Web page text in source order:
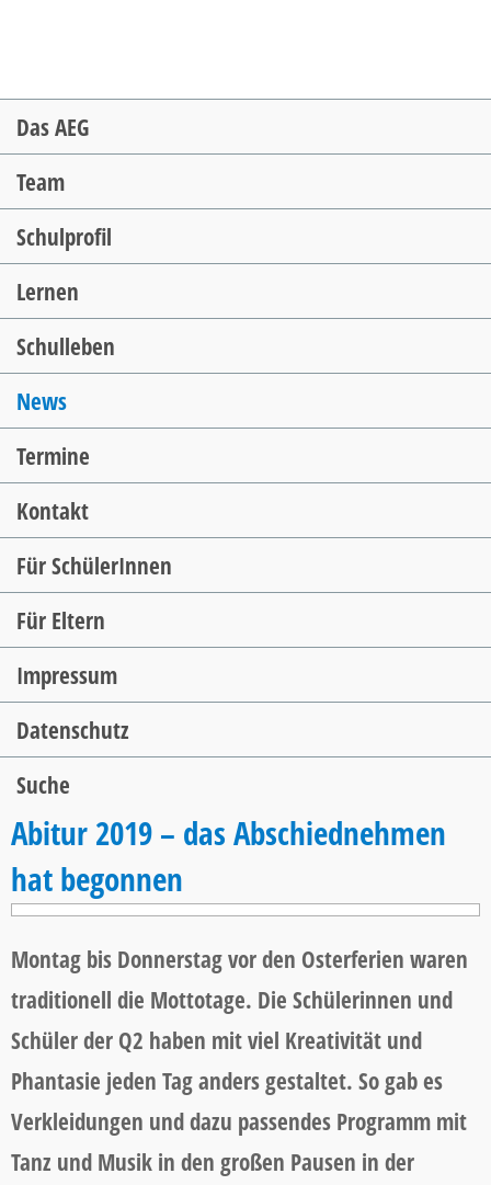
Navigation
überspringen
Das AEG
Team
Schulprofil
Lernen
Schulleben
News
Termine
Kontakt
Für SchülerInnen
Für Eltern
Impressum
Datenschutz
Suche
Abitur 2019 – das Abschiednehmen
hat begonnen
Montag bis Donnerstag vor den Osterferien waren
traditionell die Mottotage. Die Schülerinnen und
Schüler der Q2 haben mit viel Kreativität und
Phantasie jeden Tag anders gestaltet. So gab es
Verkleidungen und dazu passendes Programm mit
Tanz und Musik in den großen Pausen in der